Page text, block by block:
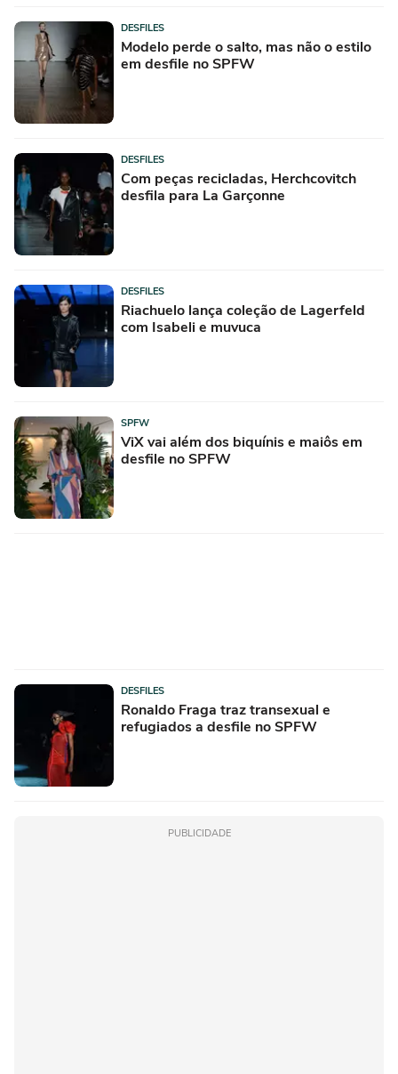
DESFILES
Modelo perde o salto, mas não o estilo
em desfile no SPFW
DESFILES
Com peças recicladas, Herchcovitch
desfila para La Garçonne
DESFILES
Riachuelo lança coleção de Lagerfeld
com Isabeli e muvuca
SPFW
ViX vai além dos biquínis e maiôs em
desfile no SPFW
DESFILES
Ronaldo Fraga traz transexual e
refugiados a desfile no SPFW
PUBLICIDADE